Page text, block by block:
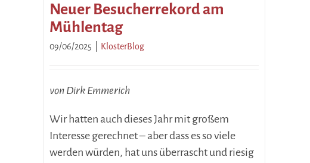
Neuer Besucherrekord am
Mühlentag
09/06/2025 KlosterBlog
von Dirk Emmerich
Wir hatten auch dieses Jahr mit großem
Interesse gerechnet – aber dass es so viele
werden würden, hat uns überrascht und riesig